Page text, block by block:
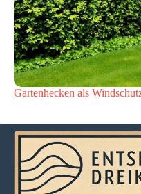
Gartenhecken als